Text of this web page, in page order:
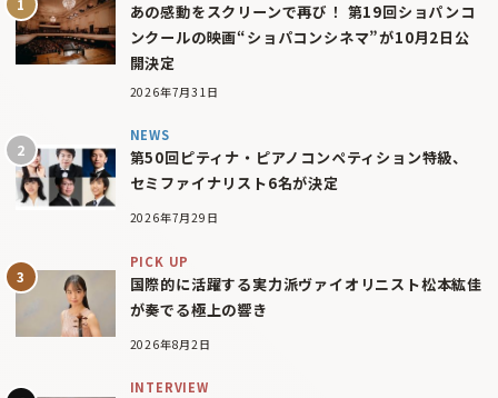
あの感動をスクリーンで再び！ 第19回ショパンコ
ンクールの映画“ショパコンシネマ”が10月2日公
開決定
2026年7月31日
NEWS
第50回ピティナ・ピアノコンペティション特級、
セミファイナリスト6名が決定
2026年7月29日
PICK UP
国際的に活躍する実力派ヴァイオリニスト松本紘佳
が奏でる極上の響き
2026年8月2日
INTERVIEW